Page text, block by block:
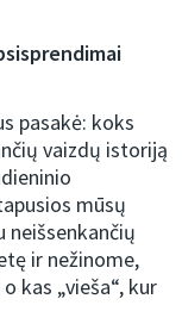
pasakė: koks
vaizdų istoriją
mūsų
neišsenkančių
ir nežinome,
kas „vieša“, kur